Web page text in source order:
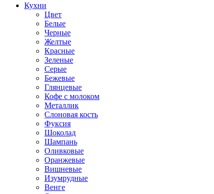
Кухни
Цвет
Белые
Черные
Желтые
Красные
Зеленые
Серые
Бежевые
Глянцевые
Кофе с молоком
Металлик
Слоновая кость
Фуксия
Шоколад
Шампань
Оливковые
Оранжевые
Вишневые
Изумрудные
Венге